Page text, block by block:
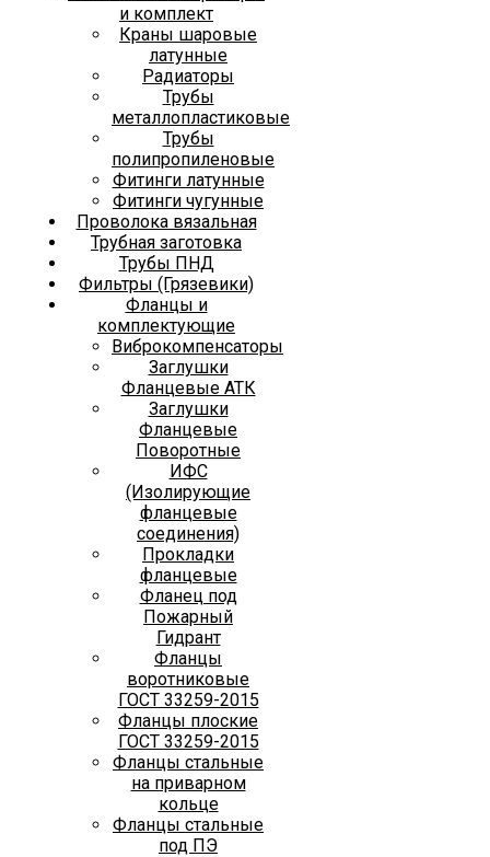
и комплект
Краны шаровые
латунные
Радиаторы
Трубы
металлопластиковые
Трубы
полипропиленовые
Фитинги латунные
Фитинги чугунные
Проволока вязальная
Трубная заготовка
Трубы ПНД
Фильтры (Грязевики)
Фланцы и
комплектующие
Виброкомпенсаторы
Заглушки
Фланцевые АТК
Заглушки
Фланцевые
Поворотные
ИФС
(Изолирующие
фланцевые
соединения)
Прокладки
фланцевые
Фланец под
Пожарный
Гидрант
Фланцы
воротниковые
ГОСТ 33259-2015
Фланцы плоские
ГОСТ 33259-2015
Фланцы стальные
на приварном
кольце
Фланцы стальные
под ПЭ